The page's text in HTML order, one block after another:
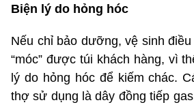
Biện lý do hỏng hóc
Nếu chỉ bảo dưỡng, vệ sinh
“móc” được túi khách hàng, vì
lý do hỏng hóc để kiếm chác.
thợ sử dụng là dây đồng tiếp